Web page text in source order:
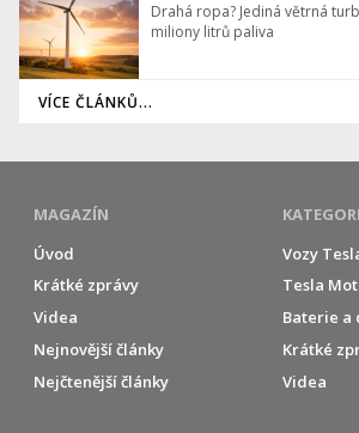
Drahá ropa? Jediná větrná
miliony litrů paliva
VÍCE ČLÁNKŮ...
MAGAZÍN
Úvod
Krátké zprávy
Videa
Nejnovější články
Nejčtenější články
Vozy
Tesla
Baterie a
Krátké
Videa